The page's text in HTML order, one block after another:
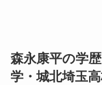
森永康平の学
学・城北埼玉